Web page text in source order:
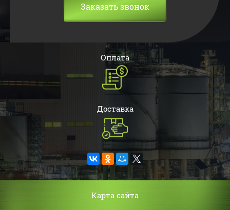
Заказать звонок
Оплата
Доставка
Карта сайта